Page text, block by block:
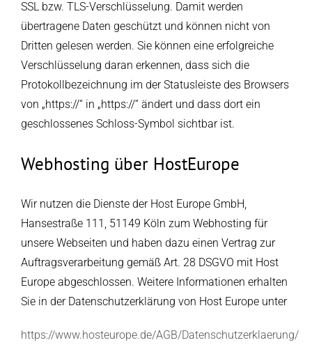
SSL bzw. TLS-Verschlüsselung. Damit werden
übertragene Daten geschützt und können nicht von
Dritten gelesen werden. Sie können eine erfolgreiche
Verschlüsselung daran erkennen, dass sich die
Protokollbezeichnung im der Statusleiste des Browsers
von „https://“ in „https://“ ändert und dass dort ein
geschlossenes Schloss-Symbol sichtbar ist.
Webhosting über HostEurope
Wir nutzen die Dienste der Host Europe GmbH,
Hansestraße 111, 51149 Köln zum Webhosting für
unsere Webseiten und haben dazu einen Vertrag zur
Auftragsverarbeitung gemäß Art. 28 DSGVO mit Host
Europe abgeschlossen. Weitere Informationen erhalten
Sie in der Datenschutzerklärung von Host Europe unter
https://www.hosteurope.de/AGB/Datenschutzerklaerung/